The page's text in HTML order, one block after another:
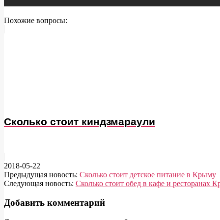
Похожие вопросы:
Сколько стоит киндзмараули
2018-05-22
Предыдущая новость: Сколько стоит детское питание в Крыму
Следующая новость: Сколько стоит обед в кафе и ресторанах
Добавить комментарий